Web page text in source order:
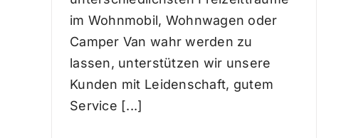
im Wohnmobil, Wohnwagen oder
Camper Van wahr werden zu
lassen, unterstützen wir unsere
Kunden mit Leidenschaft, gutem
Service [...]